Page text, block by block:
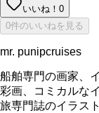
いいね！ 0
0件のいいねを見る
mr. punipcruises
船舶専門の画家、
彩画、コミカルな
旅専門誌のイラス